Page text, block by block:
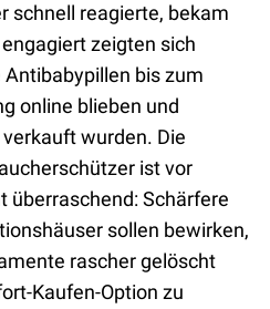
schnell reagierte, bekam
zeigten sich
bis zum
online blieben und
wurden. Die
ist vor
überraschend: Schärfere
sollen bewirken,
rascher gelöscht
Kaufen-Option zu